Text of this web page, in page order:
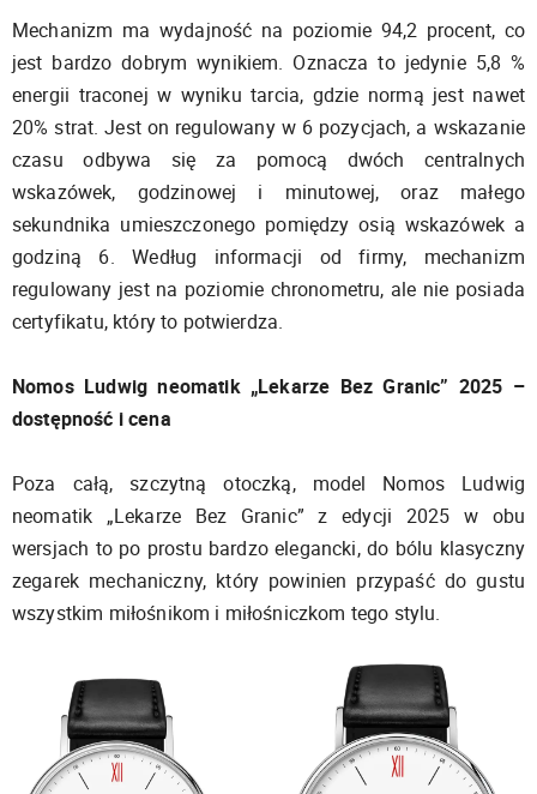
Mechanizm ma wydajność na poziomie 94,2 procent, co
jest bardzo dobrym wynikiem. Oznacza to jedynie 5,8 %
energii traconej w wyniku tarcia, gdzie normą jest nawet
20% strat. Jest on regulowany w 6 pozycjach, a wskazanie
czasu odbywa się za pomocą dwóch centralnych
wskazówek, godzinowej i minutowej, oraz małego
sekundnika umieszczonego pomiędzy osią wskazówek a
godziną 6. Według informacji od firmy, mechanizm
regulowany jest na poziomie chronometru, ale nie posiada
certyfikatu, który to potwierdza.
Nomos Ludwig neomatik „Lekarze Bez Granic” 2025 –
dostępność i cena
Poza całą, szczytną otoczką, model Nomos Ludwig
neomatik „Lekarze Bez Granic” z edycji 2025 w obu
wersjach to po prostu bardzo elegancki, do bólu klasyczny
zegarek mechaniczny, który powinien przypaść do gustu
wszystkim miłośnikom i miłośniczkom tego stylu.